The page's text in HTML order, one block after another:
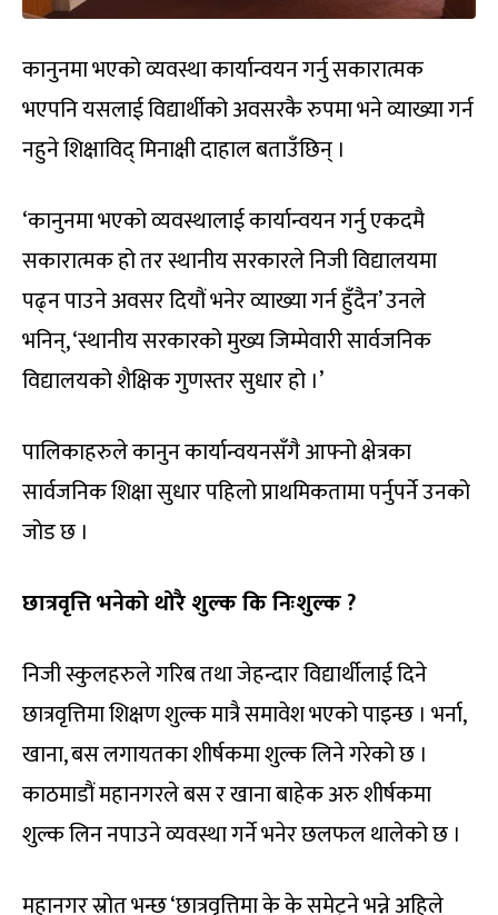
कानुनमा भएको व्यवस्था कार्यान्वयन गर्नु सकारात्मक
भएपनि यसलाई विद्यार्थीको अवसरकै रुपमा भने व्याख्या गर्न
नहुने शिक्षाविद् मिनाक्षी दाहाल बताउँछिन् ।
‘कानुनमा भएको व्यवस्थालाई कार्यान्वयन गर्नु एकदमै
सकारात्मक हो तर स्थानीय सरकारले निजी विद्यालयमा
पढ्न पाउने अवसर दियौं भनेर व्याख्या गर्न हुँदैन’ उनले
भनिन्, ‘स्थानीय सरकारको मुख्य जिम्मेवारी सार्वजनिक
विद्यालयको शैक्षिक गुणस्तर सुधार हो ।’
पालिकाहरुले कानुन कार्यान्वयनसँगै आफ्नो क्षेत्रका
सार्वजनिक शिक्षा सुधार पहिलो प्राथमिकतामा पर्नुपर्ने उनको
जोड छ ।
छात्रवृत्ति भनेको थोरै शुल्क कि निःशुल्क ?
निजी स्कुलहरुले गरिब तथा जेहन्दार विद्यार्थीलाई दिने
छात्रवृत्तिमा शिक्षण शुल्क मात्रै समावेश भएको पाइन्छ । भर्ना,
खाना, बस लगायतका शीर्षकमा शुल्क लिने गरेको छ ।
काठमाडौं महानगरले बस र खाना बाहेक अरु शीर्षकमा
शुल्क लिन नपाउने व्यवस्था गर्ने भनेर छलफल थालेको छ ।
महानगर स्रोत भन्छ ‘छात्रवृत्तिमा के के समेट्ने भन्ने अहिले